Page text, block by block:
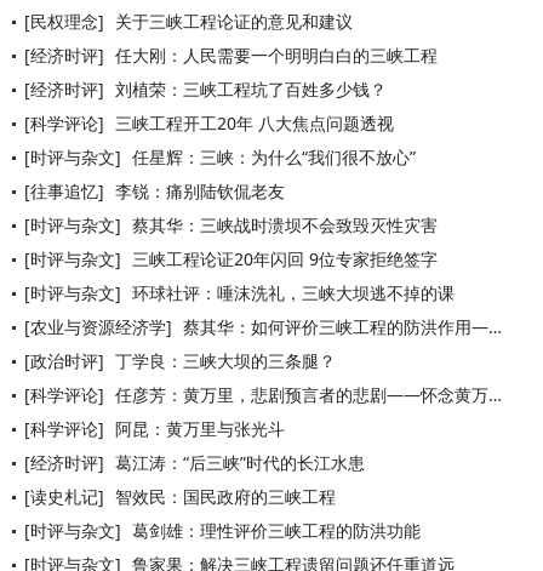
[民权理念] 关于三峡工程论证的意见和建议
[经济时评] 任大刚：人民需要一个明明白白的三峡工程
[经济时评] 刘植荣：三峡工程坑了百姓多少钱？
[科学评论] 三峡工程开工20年 八大焦点问题透视
[时评与杂文] 任星辉：三峡：为什么“我们很不放心”
[往事追忆] 李锐：痛别陆钦侃老友
[时评与杂文] 蔡其华：三峡战时溃坝不会致毁灭性灾害
[时评与杂文] 三峡工程论证20年闪回 9位专家拒绝签字
[时评与杂文] 环球社评：唾沫洗礼，三峡大坝逃不掉的课
[农业与资源经济学] 蔡其华：如何评价三峡工程的防洪作用——以2010年的调度实践
[政治时评] 丁学良：三峡大坝的三条腿？
[科学评论] 任彦芳：黄万里，悲剧预言者的悲剧——怀念黄万里教授
[科学评论] 阿昆：黄万里与张光斗
[经济时评] 葛江涛：“后三峡”时代的长江水患
[读史札记] 智效民：国民政府的三峡工程
[时评与杂文] 葛剑雄：理性评价三峡工程的防洪功能
[时评与杂文] 鲁家果：解决三峡工程遗留问题还任重道远